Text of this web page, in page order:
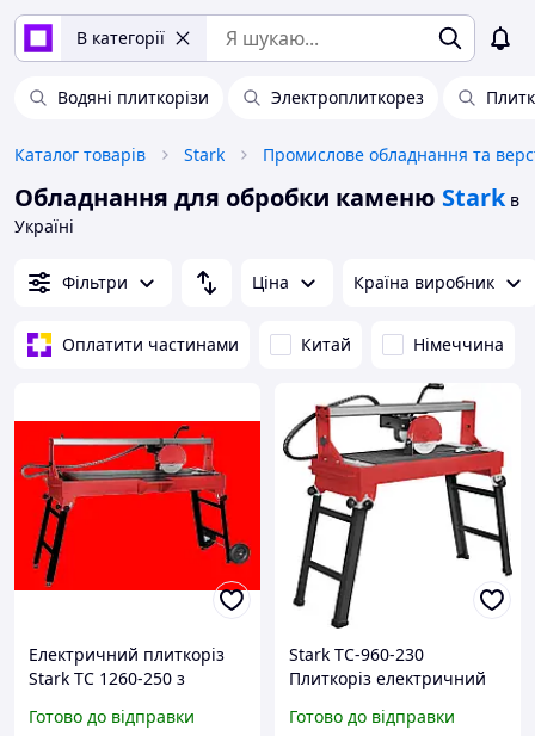
В категорії
Водяні плиткорізи Электроплиткорез
Каталог товарів Stark
Обладнання для обробки каменю Stark в
Україні
Фільтри Ціна Країна виробник
Оплатити частинами Китай Німеччина
Електричний плиткоріз
Stark TC 1260-250 з
Готово до відправки
Stark TC-960-230
Плиткоріз електричний
Готово до відправки